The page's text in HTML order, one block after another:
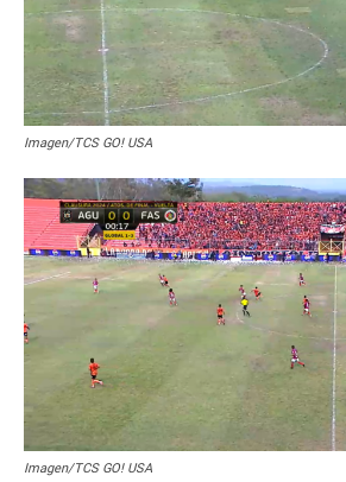
Imagen/TCS GO! USA
Imagen/TCS GO! USA